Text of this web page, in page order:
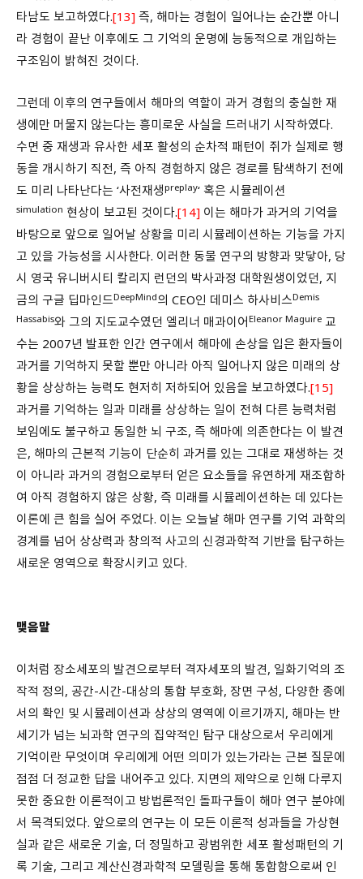
타남도 보고하였다.[13] 즉, 해마는 경험이 일어나는 순간뿐 아니
라 경험이 끝난 이후에도 그 기억의 운명에 능동적으로 개입하는
구조임이 밝혀진 것이다.
그런데 이후의 연구들에서 해마의 역할이 과거 경험의 충실한 재
생에만 머물지 않는다는 흥미로운 사실을 드러내기 시작하였다.
수면 중 재생과 유사한 세포 활성의 순차적 패턴이 쥐가 실제로 행
동을 개시하기 직전, 즉 아직 경험하지 않은 경로를 탐색하기 전에
도 미리 나타난다는 ‘사전재생preplay‘ 혹은 시뮬레이션
simulation 현상이 보고된 것이다.[14] 이는 해마가 과거의 기억을
바탕으로 앞으로 일어날 상황을 미리 시뮬레이션하는 기능을 가지
고 있을 가능성을 시사한다. 이러한 동물 연구의 방향과 맞닿아, 당
시 영국 유니버시티 칼리지 런던의 박사과정 대학원생이었던, 지
금의 구글 딥마인드DeepMind의 CEO인 데미스 하사비스Demis
Hassabis와 그의 지도교수였던 엘리너 매과이어Eleanor Maguire 교
수는 2007년 발표한 인간 연구에서 해마에 손상을 입은 환자들이
과거를 기억하지 못할 뿐만 아니라 아직 일어나지 않은 미래의 상
황을 상상하는 능력도 현저히 저하되어 있음을 보고하였다.[15]
과거를 기억하는 일과 미래를 상상하는 일이 전혀 다른 능력처럼
보임에도 불구하고 동일한 뇌 구조, 즉 해마에 의존한다는 이 발견
은, 해마의 근본적 기능이 단순히 과거를 있는 그대로 재생하는 것
이 아니라 과거의 경험으로부터 얻은 요소들을 유연하게 재조합하
여 아직 경험하지 않은 상황, 즉 미래를 시뮬레이션하는 데 있다는
이론에 큰 힘을 실어 주었다. 이는 오늘날 해마 연구를 기억 과학의
경계를 넘어 상상력과 창의적 사고의 신경과학적 기반을 탐구하는
새로운 영역으로 확장시키고 있다.
맺음말
이처럼 장소세포의 발견으로부터 격자세포의 발견, 일화기억의 조
작적 정의, 공간-시간-대상의 통합 부호화, 장면 구성, 다양한 종에
서의 확인 및 시뮬레이션과 상상의 영역에 이르기까지, 해마는 반
세기가 넘는 뇌과학 연구의 집약적인 탐구 대상으로서 우리에게
기억이란 무엇이며 우리에게 어떤 의미가 있는가라는 근본 질문에
점점 더 정교한 답을 내어주고 있다. 지면의 제약으로 인해 다루지
못한 중요한 이론적이고 방법론적인 돌파구들이 해마 연구 분야에
서 목격되었다. 앞으로의 연구는 이 모든 이론적 성과들을 가상현
실과 같은 새로운 기술, 더 정밀하고 광범위한 세포 활성패턴의 기
록 기술, 그리고 계산신경과학적 모델링을 통해 통합함으로써 인